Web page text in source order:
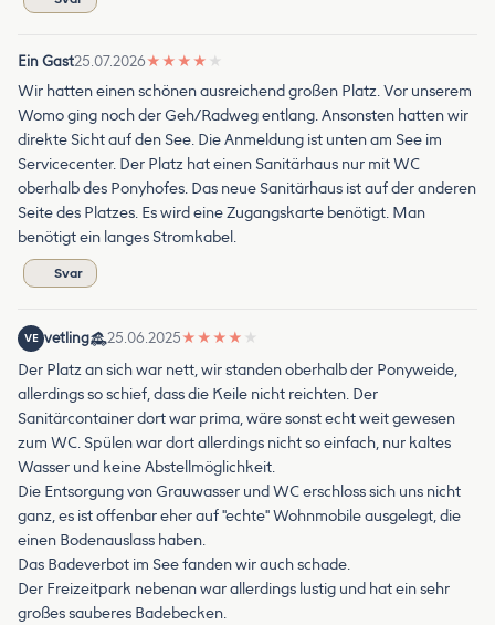
Ein Gast25.07.2026★ ★ ★ ★ ★
Wir hatten einen schönen ausreichend großen Platz. Vor unserem
Womo ging noch der Geh/Radweg entlang. Ansonsten hatten wir
direkte Sicht auf den See. Die Anmeldung ist unten am See im
Servicecenter. Der Platz hat einen Sanitärhaus nur mit WC
oberhalb des Ponyhofes. Das neue Sanitärhaus ist auf der anderen
Seite des Platzes. Es wird eine Zugangskarte benötigt. Man
benötigt ein langes Stromkabel.
Svar
VE vetling 25.06.2025★ ★ ★ ★ ★
Der Platz an sich war nett, wir standen oberhalb der Ponyweide,
allerdings so schief, dass die Keile nicht reichten. Der
Sanitärcontainer dort war prima, wäre sonst echt weit gewesen
zum WC. Spülen war dort allerdings nicht so einfach, nur kaltes
Wasser und keine Abstellmöglichkeit.
Die Entsorgung von Grauwasser und WC erschloss sich uns nicht
ganz, es ist offenbar eher auf "echte" Wohnmobile ausgelegt, die
einen Bodenauslass haben.
Das Badeverbot im See fanden wir auch schade.
Der Freizeitpark nebenan war allerdings lustig und hat ein sehr
großes sauberes Badebecken.